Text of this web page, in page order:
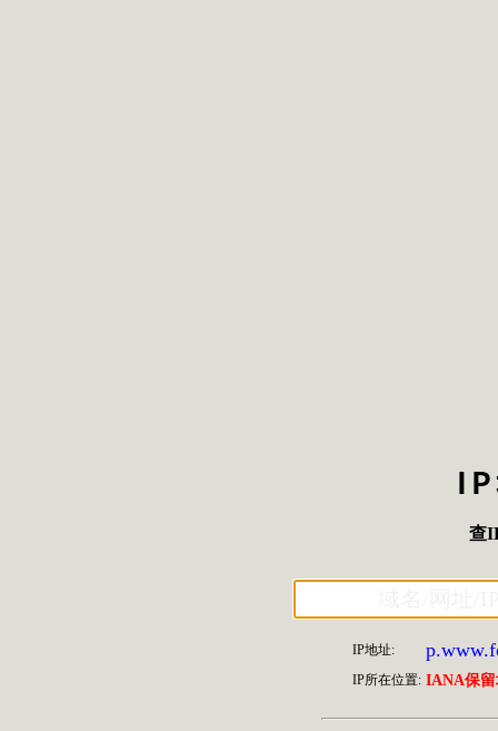
查
IP地址:
IP所在位置: IANA保留